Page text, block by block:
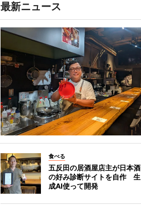
最新ニュース
食べる
五反田の居酒屋店主が日本酒
の好み診断サイトを自作 生
成AI使って開発